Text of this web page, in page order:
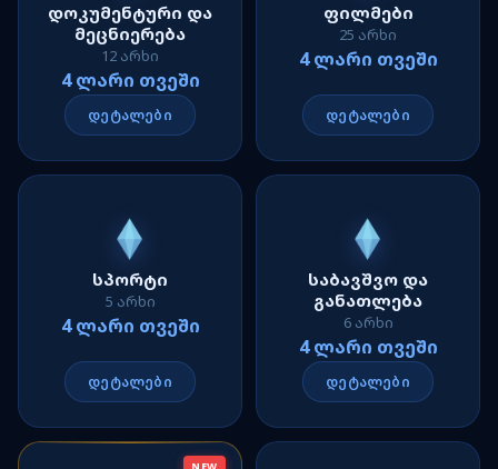
დოკუმენტური და
მეცნიერება
12 არხი
4 ლარი თვეში
დეტალები
ფილმები
25 არხი
4 ლარი თვეში
დეტალები
სპორტი
5 არხი
4 ლარი თვეში
დეტალები
საბავშვო და
განათლება
6 არხი
4 ლარი თვეში
დეტალები
NEW